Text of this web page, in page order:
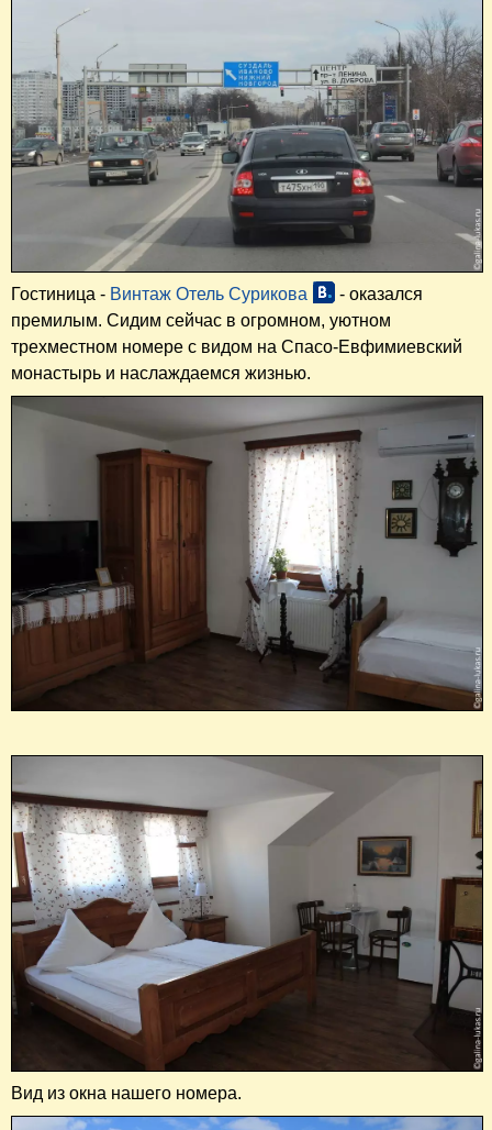
Гостиница - Винтаж Отель Сурикова
- оказался
премилым. Сидим сейчас в огромном, уютном
трехместном номере с видом на Спасо-Евфимиевский
монастырь и наслаждаемся жизнью.
Вид из окна нашего номера.